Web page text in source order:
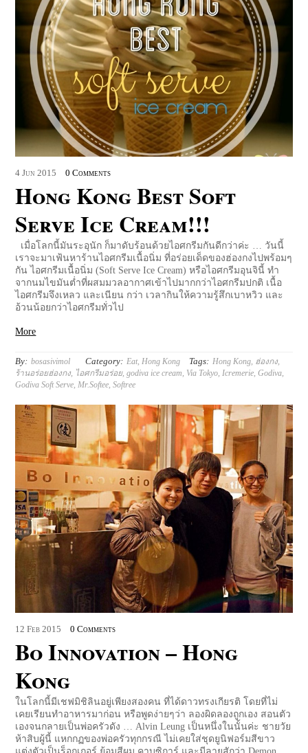
4 Jun 2015 0 Comments
Hong Kong Best Soft
Serve Ice Cream!!!
เมื่อโลกนี้มันระอุนัก ก็มาดับร้อนด้วยไอศกรีมกันดีกว่าค่ะ … วันนี้
เราจะมาเฟ้นหาร้านไอศกรีมเนื้อนิ่ม ที่อร่อยเด็ดของฮ่องกงไปพร้อมๆ
กัน ไอศกรีมเนื้อนิ่ม (Soft Serve Ice Cream) หรือไอศกรีมอุนจินี้ ทำ
จากนมไขมันต่ำที่ผสมมวลอากาศเข้าไปมากกว่าไอศกรีมปกติ เนื้อ
ไอศกรีมจึงเหลว และเนียน กว่า เวลากินให้ความรู้สึกเบาหวิว และ
อ้วนน้อยกว่าไอศกรีมทั่วไป
More
By: bosasivimol Category: Eat,Hong Kong Tags: Hong Kong, ฮ่องกง,
ร้านอร่อยฮ่องกง, ไอศกรีมอร่อย,godiva ice cream, Via Tokyo,Icremerie,Godiva,
Godiva Soft Serve,Mr.Softee,Softree
12 Feb 2015 0 Comments
Bo Innovation – Hong
Kong
ในโลกนี้มีเชฟมิชิลินอยู่เพียงสองคน ที่ได้ดาวทรงเกียรติ โดยที่ไม่
เคยเรียนทำอาหารมาก่อน หรือพูดง่ายๆว่า ลองผิดลองถูกเอง สอนตัว
เองจนกลายเป็นพ่อครัวดัง … Alvin Leung เป็นหนึ่งในนั้นค่ะ ชายวัย
ห้าสิบผู้นี้ แหกกฏของพ่อครัวทุกกรณี ไม่เคยใส่ชุดยูนิฟอร์มสีขาว